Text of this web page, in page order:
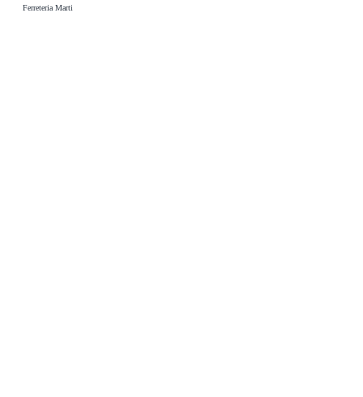
Ferreteria Marti